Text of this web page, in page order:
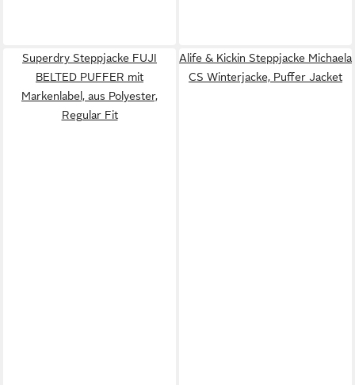
Superdry Steppjacke FUJI
BELTED PUFFER mit
Markenlabel, aus Polyester,
Regular Fit
Alife & Kickin Steppjacke Michaela
CS Winterjacke, Puffer Jacket